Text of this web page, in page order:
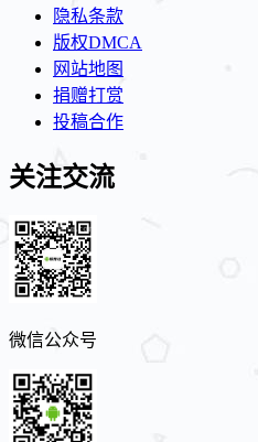
隐私条款
版权DMCA
网站地图
捐赠打赏
投稿合作
关注交流
微信公众号